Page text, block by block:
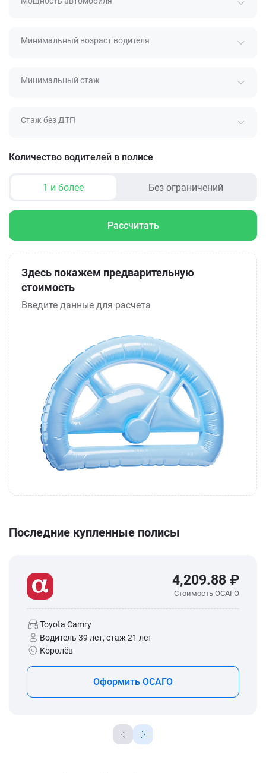
Минимальный возраст водителя
Минимальный стаж
Стаж без ДТП
Количество водителей в полисе
1 и более Без ограничений
Рассчитать
Здесь покажем предварительную
стоимость
Введите данные для расчета
Последние купленные полисы
4,209.88 ₽
Стоимость ОСАГО
Toyota Camry
Водитель 39 лет, стаж 21 лет
Королёв
Оформить ОСАГО